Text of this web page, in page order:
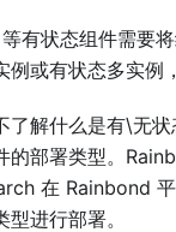
有状态组件需要
例或有状态多实例
了解什么是有\无
的部署类型。
在 Rainbond
进行部署。